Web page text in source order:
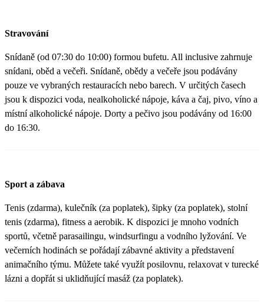
Stravování
Snídaně (od 07:30 do 10:00) formou bufetu. All inclusive zahrnuje
snídani, oběd a večeři. Snídaně, obědy a večeře jsou podávány
pouze ve vybraných restauracích nebo barech. V určitých časech
jsou k dispozici voda, nealkoholické nápoje, káva a čaj, pivo, víno a
místní alkoholické nápoje. Dorty a pečivo jsou podávány od 16:00
do 16:30.
Sport a zábava
Tenis (zdarma), kulečník (za poplatek), šipky (za poplatek), stolní
tenis (zdarma), fitness a aerobik. K dispozici je mnoho vodních
sportů, včetně parasailingu, windsurfingu a vodního lyžování. Ve
večerních hodinách se pořádají zábavné aktivity a představení
animačního týmu. Můžete také využít posilovnu, relaxovat v turecké
lázni a dopřát si uklidňující masáž (za poplatek).